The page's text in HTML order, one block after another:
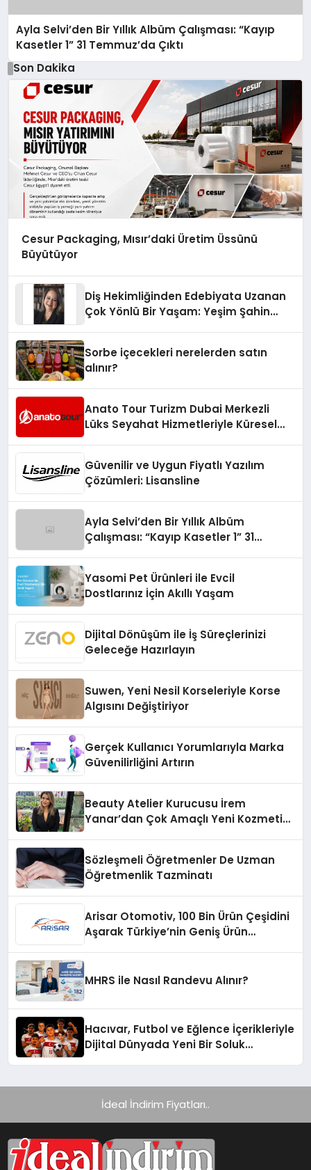
Ayla Selvi’den Bir Yıllık Albüm Çalışması: “Kayıp
Kasetler 1” 31 Temmuz’da Çıktı
Son Dakika
Cesur Packaging, Mısır’daki Üretim Üssünü
Büyütüyor
Diş Hekimliğinden Edebiyata Uzanan
Çok Yönlü Bir Yaşam: Yeşim Şahin
Sorbe içecekleri nerelerden satın
alınır?
Anato Tour Turizm Dubai Merkezli
Lüks Seyahat Hizmetleriyle Küresel
Güvenilir ve Uygun Fiyatlı Yazılım
Çözümleri: Lisansline
Ayla Selvi’den Bir Yıllık Albüm
Çalışması: “Kayıp Kasetler 1” 31
Yasomi Pet Ürünleri ile Evcil
Dostlarınız İçin Akıllı Yaşam
Dijital Dönüşüm ile İş Süreçlerinizi
Geleceğe Hazırlayın
Suwen, Yeni Nesil Korseleriyle Korse
Algısını Değiştiriyor
Gerçek Kullanıcı Yorumlarıyla Marka
Güvenilirliğini Artırın
Beauty Atelier Kurucusu İrem
Yanar’dan Çok Amaçlı Yeni Kozmetik
Sözleşmeli Öğretmenler De Uzman
Öğretmenlik Tazminatı
Arisar Otomotiv, 100 Bin Ürün Çeşidini
Aşarak Türkiye’nin Geniş Ürün
MHRS ile Nasıl Randevu Alınır?
Hacıvar, Futbol ve Eğlence İçerikleriyle
Dijital Dünyada Yeni Bir Soluk
İdeal İndirim Fiyatları..